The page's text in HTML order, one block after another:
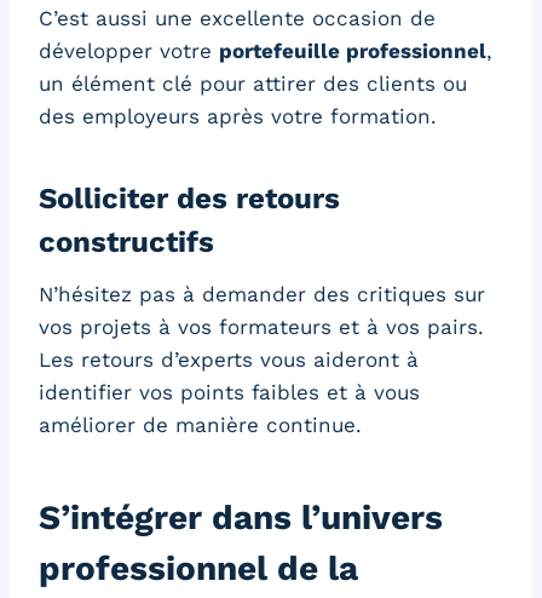
C’est aussi une excellente occasion de
développer votre portefeuille professionnel,
un élément clé pour attirer des clients ou
des employeurs après votre formation.
Solliciter des retours
constructifs
N’hésitez pas à demander des critiques sur
vos projets à vos formateurs et à vos pairs.
Les retours d’experts vous aideront à
identifier vos points faibles et à vous
améliorer de manière continue.
S’intégrer dans l’univers
professionnel de la